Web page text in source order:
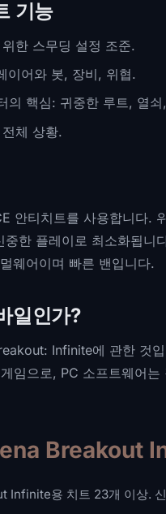
기능
한 스무딩 설정 조준.
어와 봇, 장비, 위협.
핵심: 귀중한 루트, 열
체 상황.
안티치트를 사용합니다.
중한 플레이로 최소화됩
웨어이며 빠른 밴입니다.
일인가?
Infinite에 관한 것
임으로, PC 소프트웨어는
Breakout
Infinite용 치트 23개 이상.